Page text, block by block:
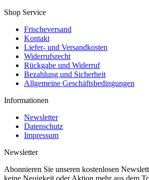
Shop Service
Frischeversand
Kontakt
Liefer- und Versandkosten
Widerrufsrecht
Rückgabe und Widerruf
Bezahlung und Sicherheit
Allgemeine Geschäftsbedingungen
Informationen
Newsletter
Datenschutz
Impressum
Newsletter
Abonnieren Sie unseren kostenlosen
keine Neuigkeit oder Aktion mehr aus dem